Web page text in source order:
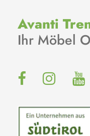
Avanti
Ihr Möbel